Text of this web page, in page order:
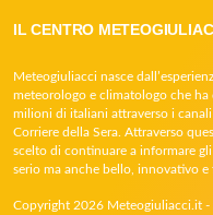
IL CENTRO
Meteogiuliacci nasce
meteorologo e climatologo che
milioni di italiani attraverso i
Corriere della Sera. Attraverso
scelto di continuare a informare
serio ma anche bello, innovativo e
Copyright 2026 Meteogiuliacci.it -